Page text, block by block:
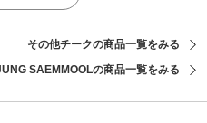
その他チークの商品一覧をみる
SAEMMOOLの商品一覧をみる